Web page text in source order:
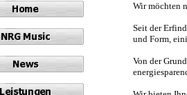
Wir möchten
Seit der
und Form,
Von der